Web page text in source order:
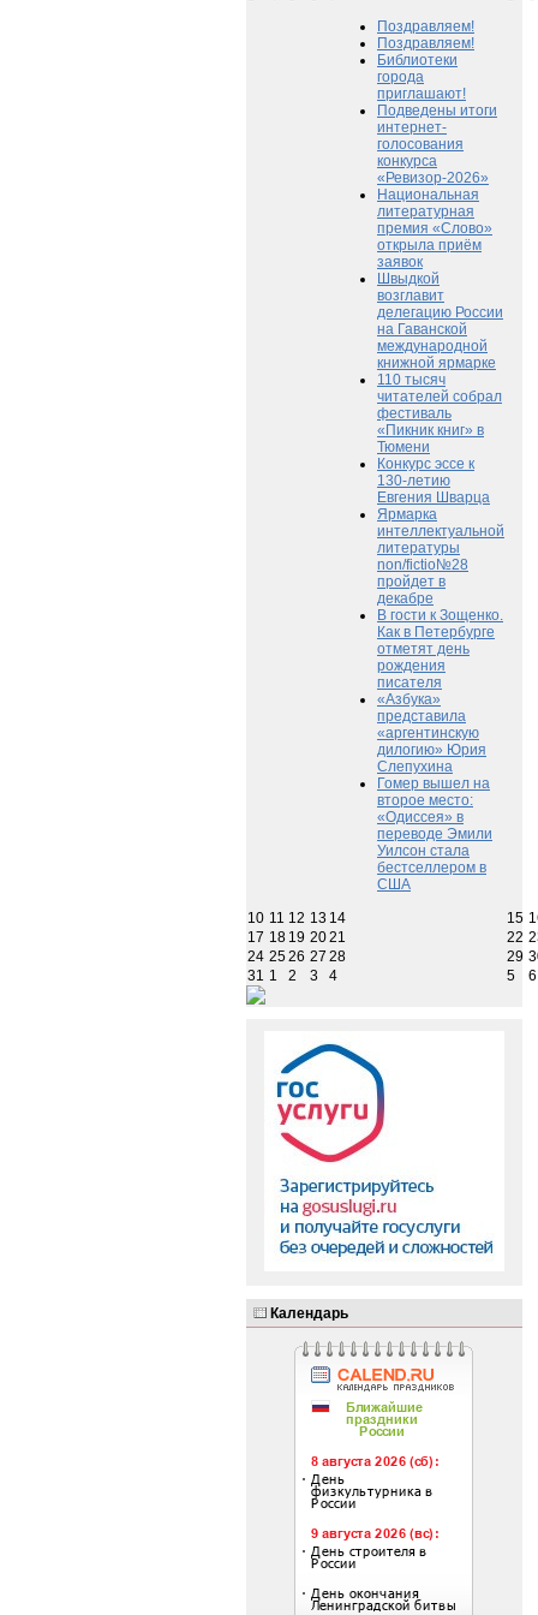
Поздравляем!
Поздравляем!
Библиотеки
города
приглашают!
Подведены итоги
интернет-
голосования
конкурса
«Ревизор-2026»
Национальная
литературная
премия «Слово»
открыла приём
заявок
Швыдкой
возглавит
делегацию России
на Гаванской
международной
книжной ярмарке
110 тысяч
читателей собрал
фестиваль
«Пикник книг» в
Тюмени
Конкурс эссе к
130-летию
Евгения Шварца
Ярмарка
интеллектуальной
литературы
non/fictio№28
пройдет в
декабре
В гости к Зощенко.
Как в Петербурге
отметят день
рождения
писателя
«Азбука»
представила
«аргентинскую
дилогию» Юрия
Слепухина
Гомер вышел на
второе место:
«Одиссея» в
переводе Эмили
Уилсон стала
бестселлером в
США
10 11 12 13 14 15
17 18 19 2021 22
24 2526 27 28 29
31 1 2 3 4 5 6
Календарь